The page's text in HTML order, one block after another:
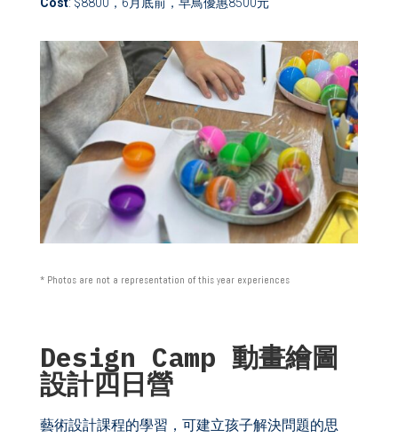
* Photos are not a representation of this year experiences
Design Camp 動畫繪圖
設計四日營
藝術設計課程的學習，可建立孩子解決問題的思